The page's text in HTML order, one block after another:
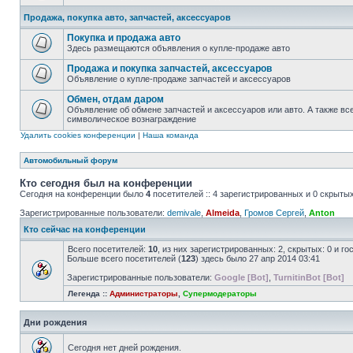
Продажа, покупка авто, запчастей, аксессуаров
Покупка и продажа авто
Здесь размещаются объявления о купле-продаже авто
Продажа и покупка запчастей, аксессуаров
Объявление о купле-продаже запчастей и аксессуаров
Обмен, отдам даром
Объявление об обмене запчастей и аксессуаров или авто. А также
символическое вознаграждение
Удалить cookies конференции | Наша команда
Автомобильный форум
Кто сегодня был на конференции
Сегодня на конференции было 4 посетителей :: 4 зарегистрированных и 0
Зарегистрированные пользователи: demivale Almeida Громов Сергей Anton
Кто сейчас на конференции
Всего посетителей: 10 , из них зарегистрированных: 2, скрытых: 0 и
Больше всего посетителей (123) здесь было 27 апр 2014 03:41
Зарегистрированные пользователи: Google [Bot] TurnitinBot [Bot]
Легенда :: Администраторы Супермодераторы
Дни рождения
Сегодня нет дней рождения.